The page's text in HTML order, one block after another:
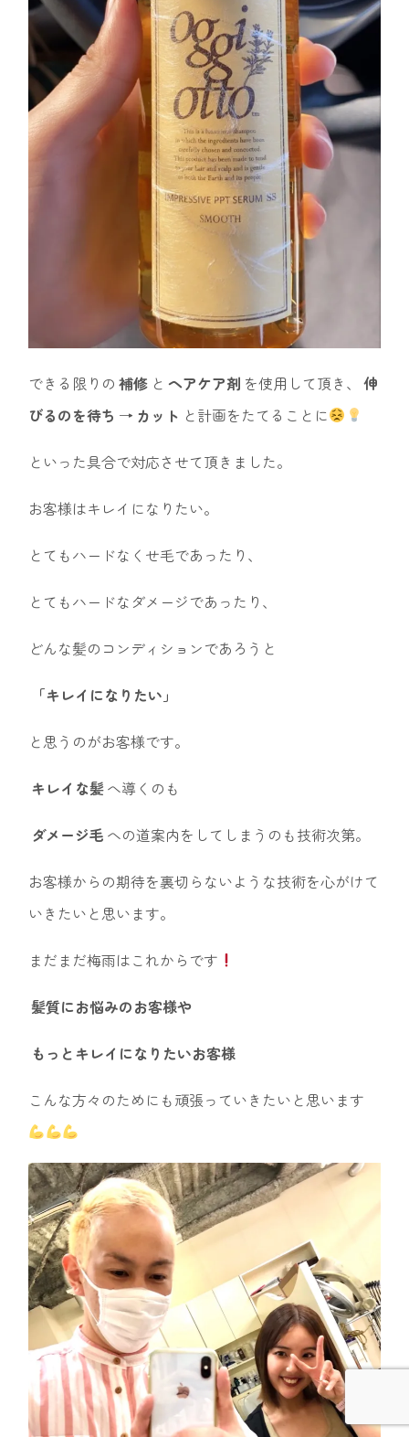
できる限りの 補修 と ヘアケア剤 を使用して頂き、 伸
びるのを待ち → カット と計画をたてることに
といった具合で対応させて頂きました。
お客様はキレイになりたい。
とてもハードなくせ毛であったり、
とてもハードなダメージであったり、
どんな髪のコンディションであろうと
「キレイになりたい」
と思うのがお客様です。
キレイな髪へ導くのも
ダメージ毛 への道案内をしてしまうのも技術次第。
お客様からの期待を裏切らないような技術を心がけて
いきたいと思います。
まだまだ梅雨はこれからです
髪質にお悩みのお客様や
もっとキレイになりたいお客様
こんな方々のためにも頑張っていきたいと思います